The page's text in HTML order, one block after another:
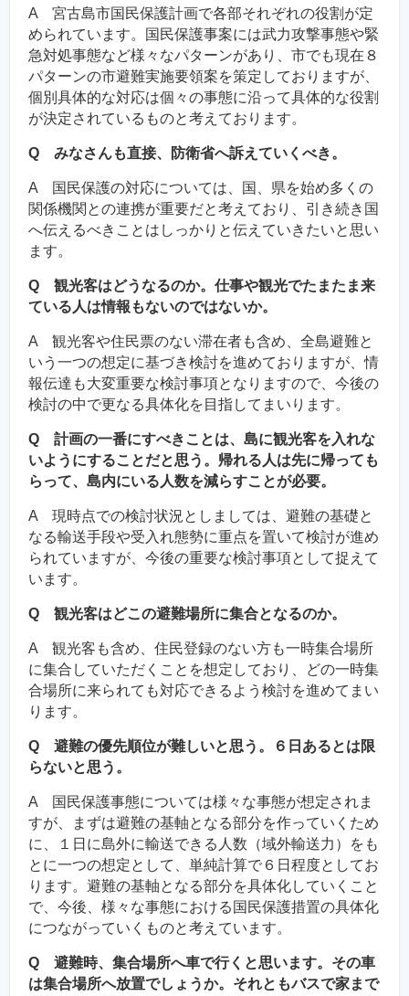
A 宮古島市国民保護計画で各部それぞれの役割が定
められています。国民保護事案には武力攻撃事態や緊
急対処事態など様々なパターンがあり、市でも現在８
パターンの市避難実施要領案を策定しておりますが、
個別具体的な対応は個々の事態に沿って具体的な役割
が決定されているものと考えております。
Q みなさんも直接、防衛省へ訴えていくべき。
A 国民保護の対応については、国、県を始め多くの
関係機関との連携が重要だと考えており、引き続き国
へ伝えるべきことはしっかりと伝えていきたいと思い
ます。
Q 観光客はどうなるのか。仕事や観光でたまたま来
ている人は情報もないのではないか。
A 観光客や住民票のない滞在者も含め、全島避難と
いう一つの想定に基づき検討を進めておりますが、情
報伝達も大変重要な検討事項となりますので、今後の
検討の中で更なる具体化を目指してまいります。
Q 計画の一番にすべきことは、島に観光客を入れな
いようにすることだと思う。帰れる人は先に帰っても
らって、島内にいる人数を減らすことが必要。
A 現時点での検討状況としましては、避難の基礎と
なる輸送手段や受入れ態勢に重点を置いて検討が進め
られていますが、今後の重要な検討事項として捉えて
います。
Q 観光客はどこの避難場所に集合となるのか。
A 観光客も含め、住民登録のない方も一時集合場所
に集合していただくことを想定しており、どの一時集
合場所に来られても対応できるよう検討を進めてまい
ります。
Q 避難の優先順位が難しいと思う。６日あるとは限
らないと思う。
A 国民保護事態については様々な事態が想定されま
すが、まずは避難の基軸となる部分を作っていくため
に、１日に島外に輸送できる人数（域外輸送力）をも
とに一つの想定として、単純計算で６日程度としてお
ります。避難の基軸となる部分を具体化していくこと
で、今後、様々な事態における国民保護措置の具体化
につながっていくものと考えています。
Q 避難時、集合場所へ車で行くと思います。その車
は集合場所へ放置でしょうか。それともバスで家まで